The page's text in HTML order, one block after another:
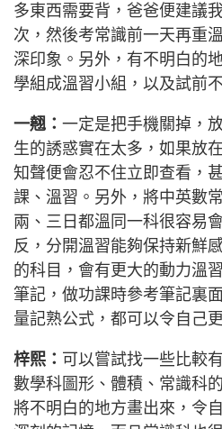
多東西需要背，爸爸便建議
次，然後考常識前一天再重
深印象。另外，有不明白的
學組成溫習小組，以及試前
一翹： 一定是把手機關掉，
生的誘惑實在太多，如果放
知聲便會忍不住立即查看，
課、溫習。另外，將中英數
兩、三日都溫同一科很容易
反，分開溫習能夠保持新鮮
的科目，會有更大的動力溫
筆記，做功課時參考筆記裏
量記熟公式，都可以令自己
梓熙： 可以嘗試找一些比較
數學科圖形、體積、常識科
將不明白的地方畫出來，令